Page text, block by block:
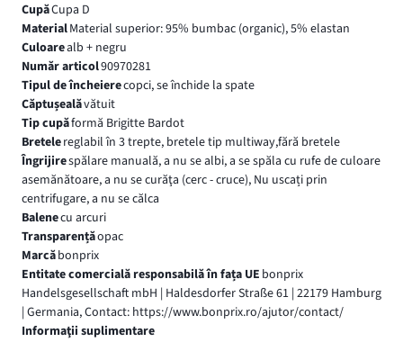
CupăCupa D
MaterialMaterial superior: 95% bumbac (organic), 5% elastan
Culoarealb + negru
Număr articol90970281
Tipul de încheierecopci, se închide la spate
Căptușealăvătuit
Tip cupăformă Brigitte Bardot
Bretelereglabil în 3 trepte, bretele tip multiway,fără bretele
Îngrijirespălare manuală, a nu se albi, a se spăla cu rufe de culoare
asemănătoare, a nu se curăţa (cerc - cruce), Nu uscați prin
centrifugare, a nu se călca
Balenecu arcuri
Transparențăopac
Marcăbonprix
Entitate comercială responsabilă în fața UE bonprix
Handelsgesellschaft mbH | Haldesdorfer Straße 61 | 22179 Hamburg
| Germania, Contact: https://www.bonprix.ro/ajutor/contact/
Informaţii suplimentare